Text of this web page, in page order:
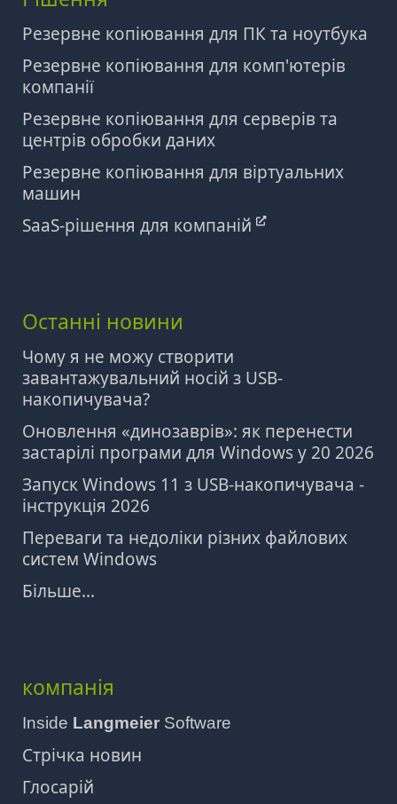
Резервне копіювання для ПК та ноутбука
Резервне копіювання для комп'ютерів
компанії
Резервне копіювання для серверів та
центрів обробки даних
Резервне копіювання для віртуальних
машин
SaaS-рішення для компаній
Останні новини
Чому я не можу створити
завантажувальний носій з USB-
накопичувача?
Оновлення «динозаврів»: як перенести
застарілі програми для Windows у 20 2026
Запуск Windows 11 з USB-накопичувача -
інструкція 2026
Переваги та недоліки різних файлових
систем Windows
Більше...
компанія
Inside Langmeier Software
Стрічка новин
Глосарій